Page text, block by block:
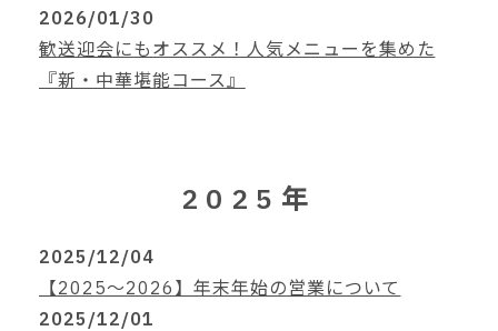
2026/01/30
歓送迎会にもオススメ！人気メニューを集めた
『新・中華堪能コース』
2025年
2025/12/04
【2025～2026】年末年始の営業について
2025/12/01